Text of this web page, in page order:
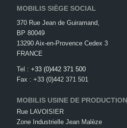
MOBILIS SIÈGE SOCIAL
370 Rue Jean de Guiramand,
BP 80049
13290 Aix-en-Provence Cedex 3
FRANCE
Tel : +33 (0)442 371 500
Fax : +33 (0)442 371 501
MOBILIS USINE DE PRODUCTION
Rue LAVOISIER
Zone Industrielle Jean Malèze